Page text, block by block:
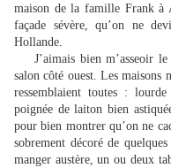
maison de la famille Frank à
façade sévère, qu’on ne
Hollande.
J’aimais bien m’asseoir
salon côté ouest. Les maisons
ressemblaient toutes :
poignée de laiton bien
pour bien montrer qu’on ne
sobrement décoré de
manger austère, un ou deux